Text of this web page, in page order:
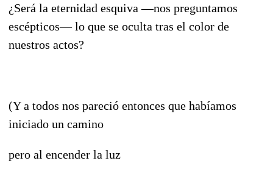
¿Será la eternidad esquiva —nos preguntamos
escépticos— lo que se oculta tras el color de
nuestros actos?
(Y a todos nos pareció entonces que habíamos
iniciado un camino
pero al encender la luz